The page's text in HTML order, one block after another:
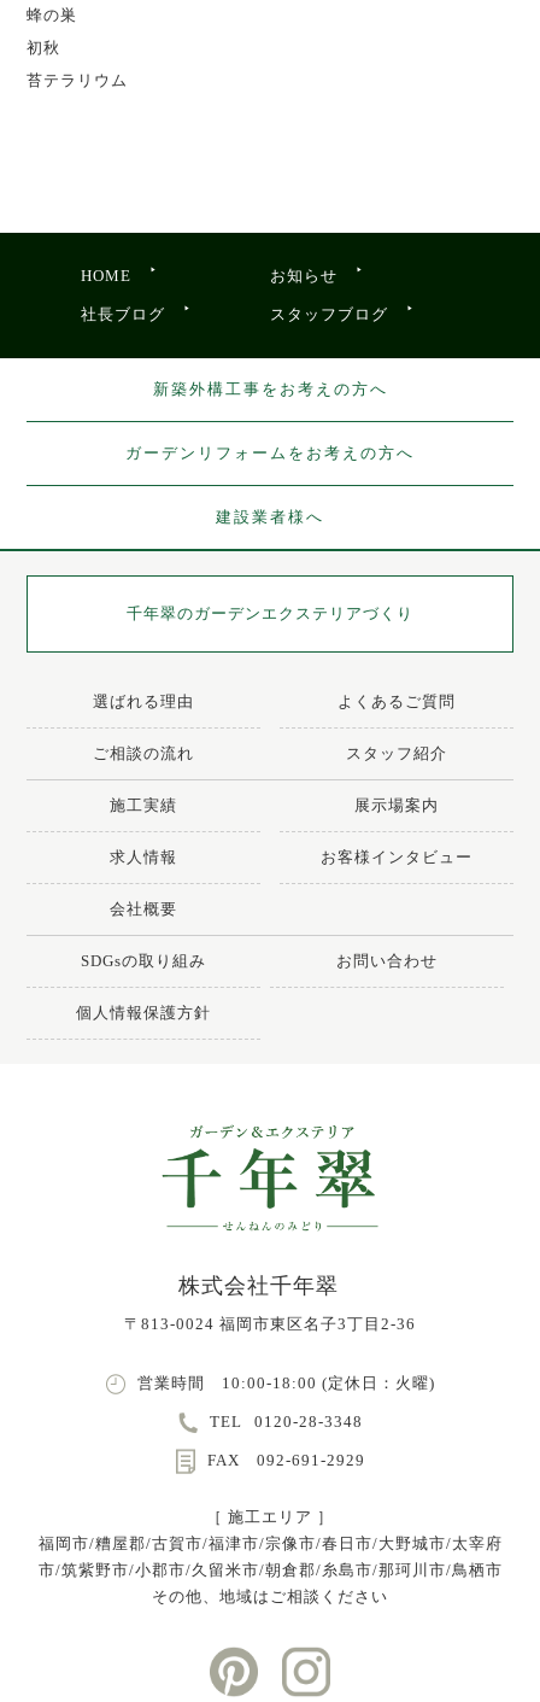
蜂の巣
初秋
苔テラリウム
HOME お知らせ
社長ブログ スタッフブログ
新築外構工事をお考えの方へ
ガーデンリフォームをお考えの方へ
建設業者様へ
千年翠のガーデンエクステリアづくり
選ばれる理由 よくあるご質問
ご相談の流れ スタッフ紹介
施工実績 展示場案内
求人情報 お客様インタビュー
会社概要
SDGsの取り組み お問い合わせ
個人情報保護方針
株式会社千年翠
〒813-0024 福岡市東区名子3丁目2-36
営業時間 10:00-18:00 (定休日：火曜)
TEL 0120-28-3348
FAX 092-691-2929
［ 施工エリア ］
福岡市/糟屋郡/古賀市/福津市/宗像市/春日市/大野城市/太宰府
市/筑紫野市/小郡市/久留米市/朝倉郡/糸島市/那珂川市/鳥栖市
その他、地域はご相談ください